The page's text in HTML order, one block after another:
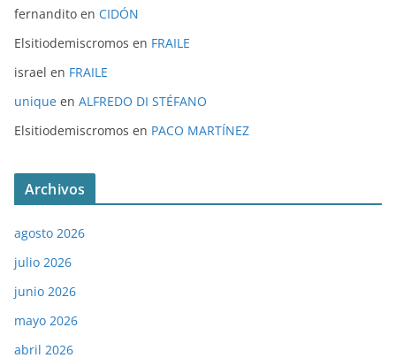
fernandito en CIDÓN
Elsitiodemiscromos en FRAILE
israel en FRAILE
unique en ALFREDO DI STÉFANO
Elsitiodemiscromos en PACO MARTÍNEZ
Archivos
agosto 2026
julio 2026
junio 2026
mayo 2026
abril 2026